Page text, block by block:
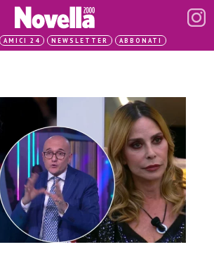
AMICI 24 NEWSLETTER ABBONATI